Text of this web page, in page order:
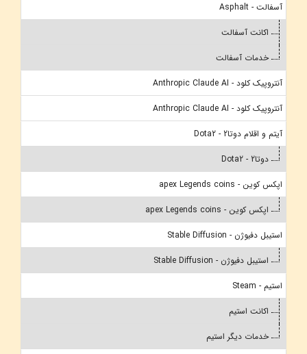
آسفالت - Asphalt
اکانت آسفالت
خدمات آسفالت
آنتروپیک کلود - Anthropic Claude AI
آنتروپیک کلود - Anthropic Claude AI
آیتم و اقلام دوتا2 - Dota2
دوتا2 - Dota2
اپکس کوین - apex Legends coins
اپکس کوین - apex Legends coins
استیبل دفیوژن - Stable Diffusion
استیبل دفیوژن - Stable Diffusion
استیم - Steam
اکانت استیم
خدمات دیگر استیم